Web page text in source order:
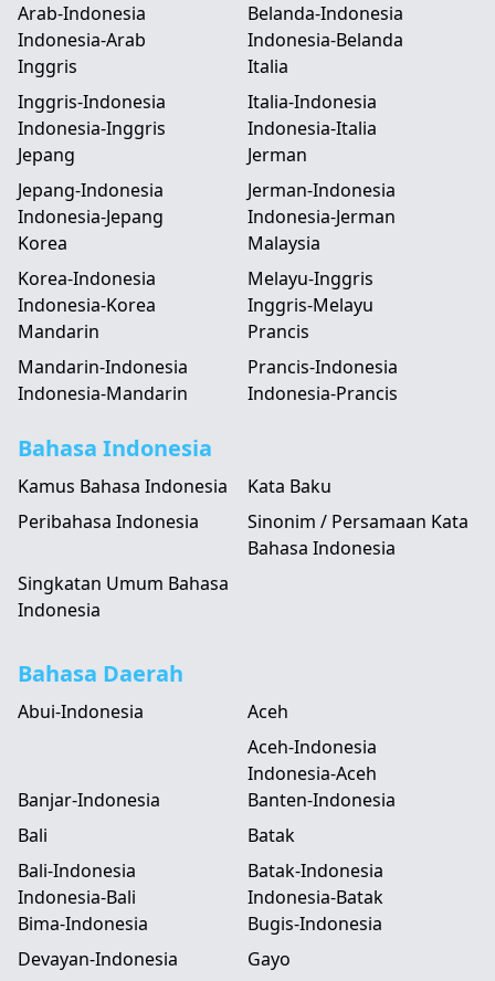
Arab-Indonesia
Indonesia-Arab
Belanda-Indonesia
Indonesia-Belanda
Inggris
Inggris-Indonesia
Indonesia-Inggris
Italia
Italia-Indonesia
Indonesia-Italia
Jepang
Jepang-Indonesia
Indonesia-Jepang
Jerman
Jerman-Indonesia
Indonesia-Jerman
Korea
Korea-Indonesia
Indonesia-Korea
Malaysia
Melayu-Inggris
Inggris-Melayu
Mandarin
Mandarin-Indonesia
Indonesia-Mandarin
Prancis
Prancis-Indonesia
Indonesia-Prancis
Bahasa Indonesia
Kamus Bahasa Indonesia
Kata Baku
Peribahasa Indonesia
Sinonim / Persamaan Kata
Bahasa Indonesia
Singkatan Umum Bahasa
Indonesia
Bahasa Daerah
Abui-Indonesia
Aceh
Aceh-Indonesia
Indonesia-Aceh
Banjar-Indonesia
Banten-Indonesia
Bali
Bali-Indonesia
Indonesia-Bali
Batak
Batak-Indonesia
Indonesia-Batak
Bima-Indonesia
Bugis-Indonesia
Devayan-Indonesia
Gayo